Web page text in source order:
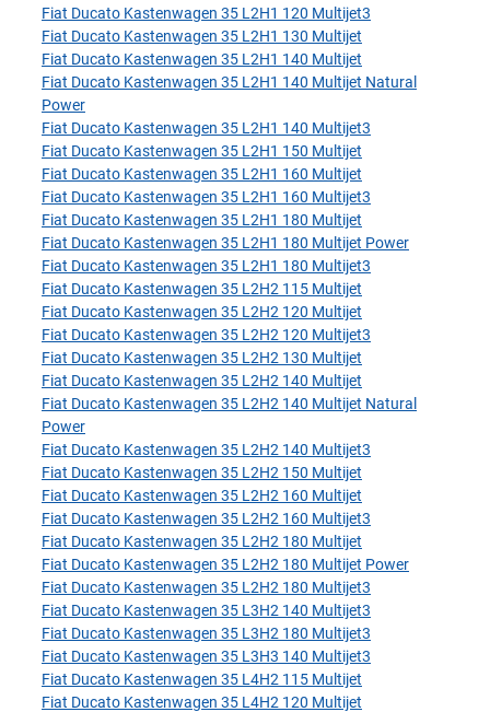
Fiat Ducato Kastenwagen 35 L2H1 120 Multijet3
Fiat Ducato Kastenwagen 35 L2H1 130 Multijet
Fiat Ducato Kastenwagen 35 L2H1 140 Multijet
Fiat Ducato Kastenwagen 35 L2H1 140 Multijet Natural
Power
Fiat Ducato Kastenwagen 35 L2H1 140 Multijet3
Fiat Ducato Kastenwagen 35 L2H1 150 Multijet
Fiat Ducato Kastenwagen 35 L2H1 160 Multijet
Fiat Ducato Kastenwagen 35 L2H1 160 Multijet3
Fiat Ducato Kastenwagen 35 L2H1 180 Multijet
Fiat Ducato Kastenwagen 35 L2H1 180 Multijet Power
Fiat Ducato Kastenwagen 35 L2H1 180 Multijet3
Fiat Ducato Kastenwagen 35 L2H2 115 Multijet
Fiat Ducato Kastenwagen 35 L2H2 120 Multijet
Fiat Ducato Kastenwagen 35 L2H2 120 Multijet3
Fiat Ducato Kastenwagen 35 L2H2 130 Multijet
Fiat Ducato Kastenwagen 35 L2H2 140 Multijet
Fiat Ducato Kastenwagen 35 L2H2 140 Multijet Natural
Power
Fiat Ducato Kastenwagen 35 L2H2 140 Multijet3
Fiat Ducato Kastenwagen 35 L2H2 150 Multijet
Fiat Ducato Kastenwagen 35 L2H2 160 Multijet
Fiat Ducato Kastenwagen 35 L2H2 160 Multijet3
Fiat Ducato Kastenwagen 35 L2H2 180 Multijet
Fiat Ducato Kastenwagen 35 L2H2 180 Multijet Power
Fiat Ducato Kastenwagen 35 L2H2 180 Multijet3
Fiat Ducato Kastenwagen 35 L3H2 140 Multijet3
Fiat Ducato Kastenwagen 35 L3H2 180 Multijet3
Fiat Ducato Kastenwagen 35 L3H3 140 Multijet3
Fiat Ducato Kastenwagen 35 L4H2 115 Multijet
Fiat Ducato Kastenwagen 35 L4H2 120 Multijet